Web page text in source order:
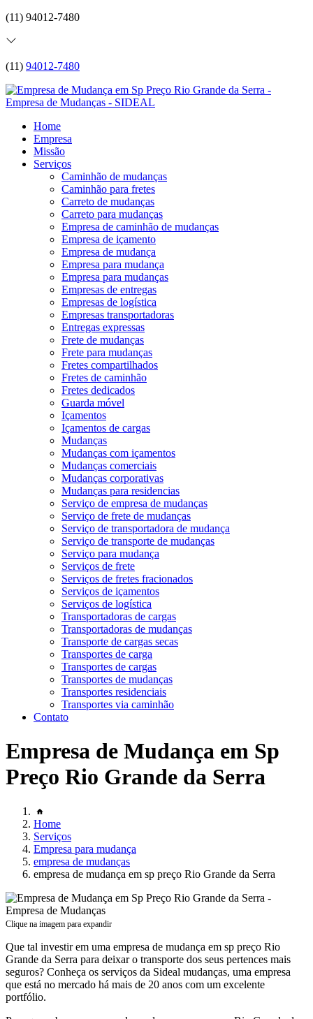
(11) 94012-7480
(11) 94012-7480
Home
Empresa
Missão
Serviços
Caminhão de mudanças
Caminhão para fretes
Carreto de mudanças
Carreto para mudanças
Empresa de caminhão de mudanças
Empresa de içamento
Empresa de mudança
Empresa para mudança
Empresa para mudanças
Empresas de entregas
Empresas de logística
Empresas transportadoras
Entregas expressas
Frete de mudanças
Frete para mudanças
Fretes compartilhados
Fretes de caminhão
Fretes dedicados
Guarda móvel
Içamentos
Içamentos de cargas
Mudanças
Mudanças com içamentos
Mudanças comerciais
Mudanças corporativas
Mudanças para residencias
Serviço de empresa de mudanças
Serviço de frete de mudanças
Serviço de transportadora de mudança
Serviço de transporte de mudanças
Serviço para mudança
Serviços de frete
Serviços de fretes fracionados
Serviços de içamentos
Serviços de logística
Transportadoras de cargas
Transportadoras de mudanças
Transporte de cargas secas
Transportes de carga
Transportes de cargas
Transportes de mudanças
Transportes residenciais
Transportes via caminhão
Contato
Empresa de Mudança em Sp
Preço Rio Grande da Serra
Home
Serviços
Empresa para mudança
empresa de mudanças
empresa de mudança em sp preço Rio Grande da Serra
Clique na imagem para expandir
Que tal investir em uma empresa de mudança em sp preço Rio
Grande da Serra para deixar o transporte dos seus pertences mais
seguros? Conheça os serviços da Sideal mudanças, uma empresa
que está no mercado há mais de 20 anos com um excelente
portfólio.